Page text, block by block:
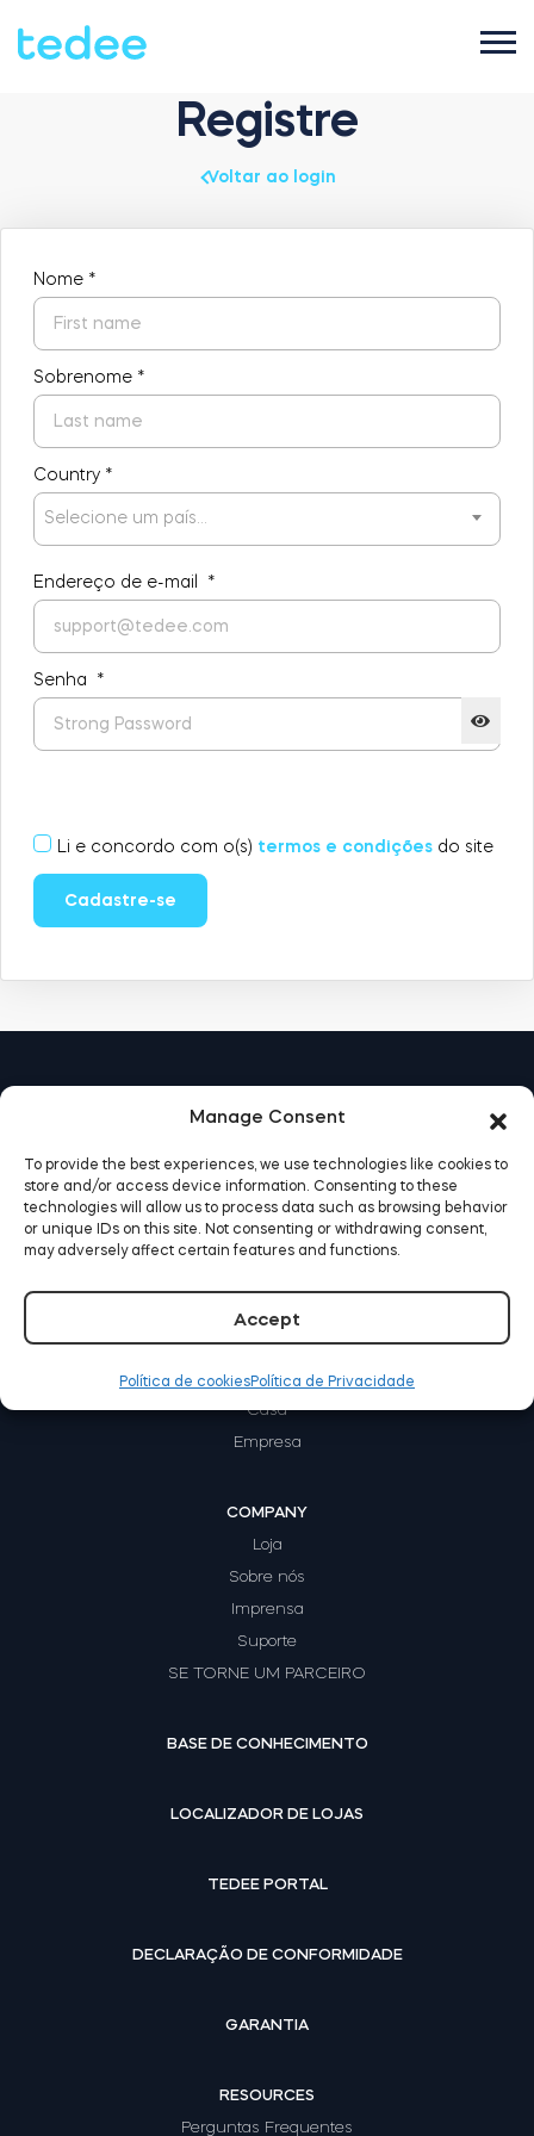
Manage Consent
To provide the best experiences, we use technologies like cookies to
store and/or access device information. Consenting to these
technologies will allow us to process data such as browsing behavior
or unique IDs on this site. Not consenting or withdrawing consent,
may adversely affect certain features and functions.
Accept
Política de cookiesPolítica de Privacidade
COMO FUNCIONA?
Aluguel
Empresa
Integrações
PRODUTOS
Fechaduras
Tedee GO2
Tedee PRO
Accesorries
Tedee Bridge
Cilindros
Adaptadores
Tedee Keypad PRO
Tedee Biometric Module
Tedee GO2
SUPORTE
LOJA
COMPRE AGORA
Registre
Voltar ao login
Nome *
Sobrenome *
Country *
Selecione um país…
Endereço de e-mail *
Senha *
Li e concordo com o(s) termos e condições do site
Cadastre-se
COMO FUNCIONA?
Aluguel
Casa
Empresa
COMPANY
Loja
Sobre nós
Imprensa
Suporte
SE TORNE UM PARCEIRO
BASE DE CONHECIMENTO
LOCALIZADOR DE LOJAS
TEDEE PORTAL
DECLARAÇÃO DE CONFORMIDADE
GARANTIA
RESOURCES
Perguntas Frequentes